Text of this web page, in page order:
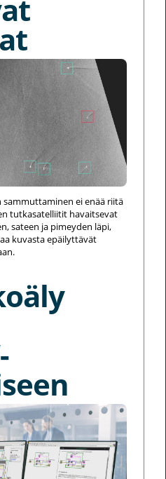
ei enää riitä
tutkasatelliitit havaitsevat
sateen ja pimeyden läpi,
kuvasta epäilyttävät